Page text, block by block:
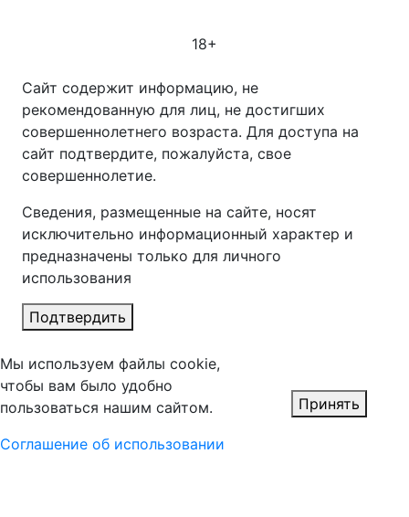
18+
Сайт содержит информацию, не
рекомендованную для лиц, не достигших
совершеннолетнего возраста. Для доступа на
сайт подтвердите, пожалуйста, свое
совершеннолетие.
Сведения, размещенные на сайте, носят
исключительно информационный характер и
предназначены только для личного
использования
Подтвердить
Мы используем файлы cookie,
чтобы вам было удобно
пользоваться нашим сайтом.
Соглашение об использовании
Принять